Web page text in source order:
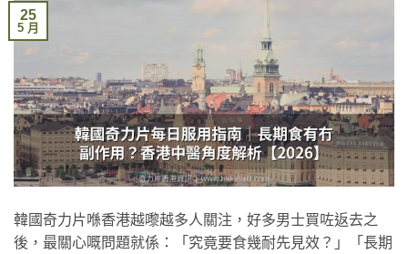
25
5 月
韓國奇力片喺香港越嚟越多人關注，好多男士買咗返去之
後，最關心嘅問題就係：「究竟要食幾耐先見效？」「長期